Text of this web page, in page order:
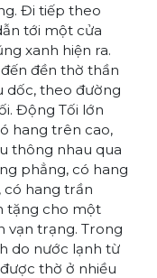
Đi tiếp theo
tới một cửa
xanh hiện ra.
đền thờ thần
dốc, theo đường
Động Tối lớn
hang trên cao,
thông nhau qua
phẳng, có hang
có hang trần
tặng cho một
vạn trạng. Trong
do nước lạnh từ
thờ ở nhiều